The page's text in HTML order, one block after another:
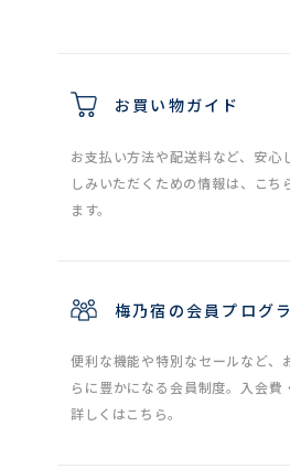
お買い物ガイド
お支払い方法や配送料など、安心
しみいただくための情報は、こち
ます。
梅乃宿の会員プログ
便利な機能や特別なセールなど、
らに豊かになる会員制度。入会費
詳しくはこちら。